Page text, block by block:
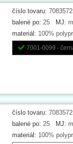
číslo tovaru:
balené po: 25 MJ: m
materiál: 100%
7001-0099 -
číslo tovaru:
balené po: 25 MJ: m
materiál: 100%